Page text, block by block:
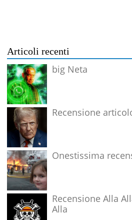
Articoli recenti
big Neta
Recensione
Onestissima
Recensione Alla
Alla